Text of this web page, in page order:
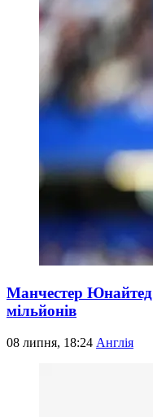
Манчестер Юнайтед
мільйонів
08 липня, 18:24 Англія